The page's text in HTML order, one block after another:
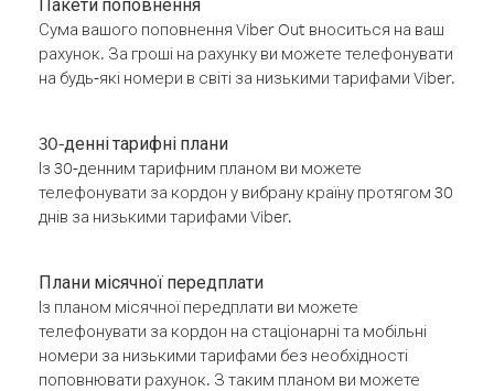
Пакети поповнення
Сума вашого поповнення Viber Out вноситься на ваш
рахунок. За гроші на рахунку ви можете телефонувати
на будь-які номери в світі за низькими тарифами Viber.
30-денні тарифні плани
Із 30-денним тарифним планом ви можете
телефонувати за кордон у вибрану країну протягом 30
днів за низькими тарифами Viber.
Плани місячної передплати
Із планом місячної передплати ви можете
телефонувати за кордон на стаціонарні та мобільні
номери за низькими тарифами без необхідності
поповнювати рахунок. З таким планом ви можете